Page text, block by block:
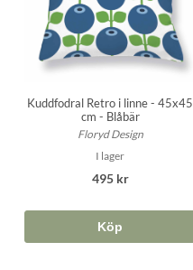
Kuddfodral Retro i linne - 45x45
cm - Blåbär
Floryd Design
I lager
495 kr
Köp